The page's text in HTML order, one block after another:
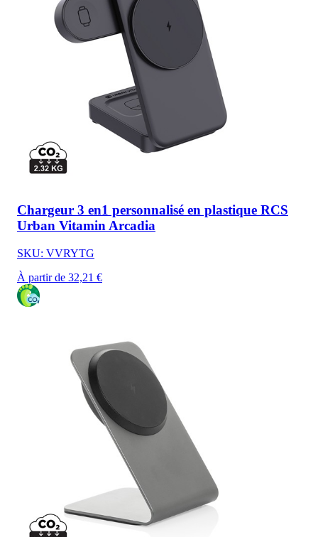
Chargeur 3 en1 personnalisé en plastique RCS
Urban Vitamin Arcadia
SKU: VVRYTG
À partir de 32,21 €